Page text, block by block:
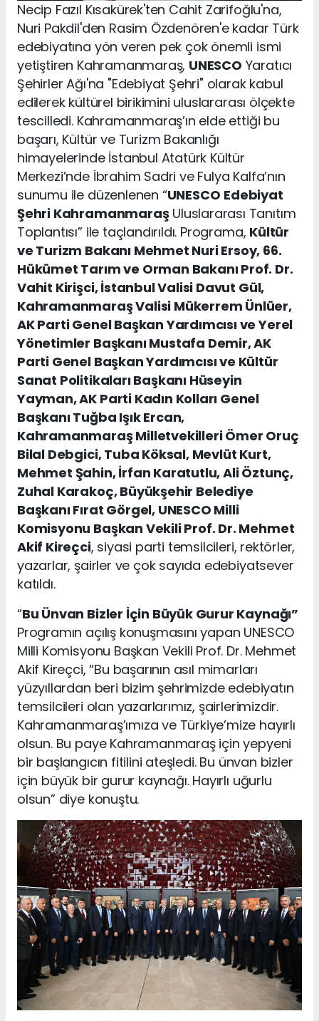
Necip Fazıl Kısakürek'ten Cahit Zarifoğlu'na,
Nuri Pakdil'den Rasim Özdenören'e kadar Türk
edebiyatına yön veren pek çok önemli ismi
yetiştiren Kahramanmaraş, UNESCO Yaratıcı
Şehirler Ağı'na "Edebiyat Şehri" olarak kabul
edilerek kültürel birikimini uluslararası ölçekte
tescilledi. Kahramanmaraş’ın elde ettiği bu
başarı, Kültür ve Turizm Bakanlığı
himayelerinde İstanbul Atatürk Kültür
Merkezi’nde İbrahim Sadri ve Fulya Kalfa’nın
sunumu ile düzenlenen “UNESCO Edebiyat
Şehri KahramanmaraşUluslararası Tanıtım
Toplantısı” ile taçlandırıldı. Programa, Kültür
ve Turizm Bakanı Mehmet Nuri Ersoy, 66.
Hükümet Tarım ve Orman Bakanı Prof. Dr.
Vahit Kirişci, İstanbul Valisi Davut Gül,
Kahramanmaraş Valisi Mükerrem Ünlüer,
AK Parti Genel Başkan Yardımcısı ve Yerel
Yönetimler Başkanı Mustafa Demir, AK
Parti Genel Başkan Yardımcısı ve Kültür
Sanat Politikaları Başkanı Hüseyin
Yayman, AK Parti Kadın Kolları Genel
Başkanı Tuğba Işık Ercan,
Kahramanmaraş Milletvekilleri Ömer Oruç
Bilal Debgici, Tuba Köksal, Mevlüt Kurt,
Mehmet Şahin, İrfan Karatutlu, Ali Öztunç,
Zuhal Karakoç, Büyükşehir Belediye
Başkanı Fırat Görgel, UNESCO Milli
Komisyonu Başkan Vekili Prof. Dr. Mehmet
Akif Kireçci, siyasi parti temsilcileri, rektörler,
yazarlar, şairler ve çok sayıda edebiyatsever
katıldı.
“Bu Ünvan Bizler İçin Büyük Gurur Kaynağı”
Programın açılış konuşmasını yapan UNESCO
Milli Komisyonu Başkan Vekili Prof. Dr. Mehmet
Akif Kireçci, “Bu başarının asıl mimarları
yüzyıllardan beri bizim şehrimizde edebiyatın
temsilcileri olan yazarlarımız, şairlerimizdir.
Kahramanmaraş’ımıza ve Türkiye’mize hayırlı
olsun. Bu paye Kahramanmaraş için yepyeni
bir başlangıcın fitilini ateşledi. Bu ünvan bizler
için büyük bir gurur kaynağı. Hayırlı uğurlu
olsun” diye konuştu.